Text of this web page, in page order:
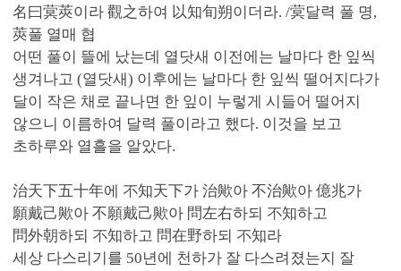
名曰蓂莢이라 觀之하여 以知旬朔이더라. /蓂달력 풀 명,
莢풀 열매 협
어떤 풀이 뜰에 났는데 열닷새 이전에는 날마다 한 잎씩
생겨나고 (열닷새) 이후에는 날마다 한 잎씩 떨어지다가
달이 작은 채로 끝나면 한 잎이 누렇게 시들어 떨어지
않으니 이름하여 달력 풀이라고 했다. 이것을 보고
초하루와 열흘을 알았다.
治天下五十年에 不知天下가 治歟아 不治歟아 億兆가
願戴己歟아 不願戴己歟아 問左右하되 不知하고
問外朝하되 不知하고 問在野하되 不知라
세상 다스리기를 50년에 천하가 잘 다스려졌는지 잘